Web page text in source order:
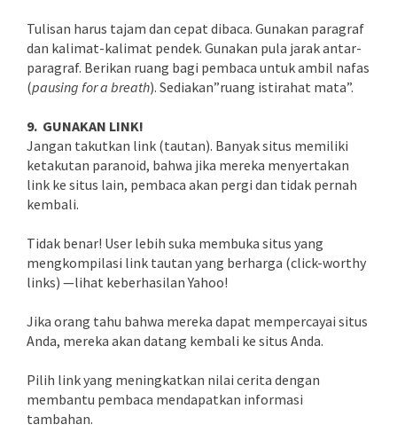
Tulisan harus tajam dan cepat dibaca. Gunakan paragraf
dan kalimat-kalimat pendek. Gunakan pula jarak antar-
paragraf. Berikan ruang bagi pembaca untuk ambil nafas
(pausing for a breath). Sediakan”ruang istirahat mata”.
9. GUNAKAN LINK!
Jangan takutkan link (tautan). Banyak situs memiliki
ketakutan paranoid, bahwa jika mereka menyertakan
link ke situs lain, pembaca akan pergi dan tidak pernah
kembali.
Tidak benar! User lebih suka membuka situs yang
mengkompilasi link tautan yang berharga (click-worthy
links) —lihat keberhasilan Yahoo!
Jika orang tahu bahwa mereka dapat mempercayai situs
Anda, mereka akan datang kembali ke situs Anda.
Pilih link yang meningkatkan nilai cerita dengan
membantu pembaca mendapatkan informasi
tambahan.